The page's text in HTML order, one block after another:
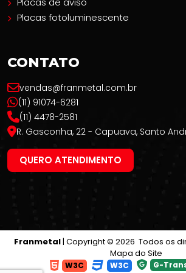
Placas fotoluminescente
CONTATO
vendas@franmetal.com.br
(11) 91074-6281
(11) 4478-2581
R. Gasconha, 22 - Capuava, Santo
QUERO ATENDIMENTO
Franmetal| Copyright © 2026 Todos os
Mapa do Site
W3C W3C G-